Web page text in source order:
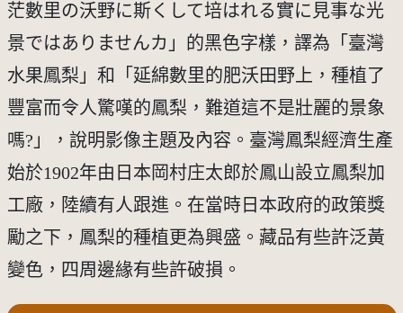
茫數里の沃野に斯くして培はれる實に見事な光
景ではありませんカ」的黑色字樣，譯為「臺灣
水果鳳梨」和「延綿數里的肥沃田野上，種植了
豐富而令人驚嘆的鳳梨，難道這不是壯麗的景象
嗎?」，說明影像主題及內容。臺灣鳳梨經濟生產
始於1902年由日本岡村庄太郎於鳳山設立鳳梨加
工廠，陸續有人跟進。在當時日本政府的政策獎
勵之下，鳳梨的種植更為興盛。藏品有些許泛黃
變色，四周邊緣有些許破損。